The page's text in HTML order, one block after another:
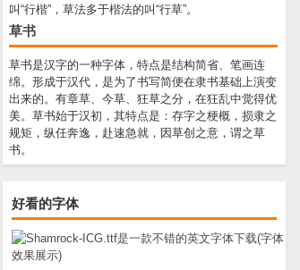
叫“行楷”，草法多于楷法的叫“行草”。
草书
草书是汉字的一种字体，特点是结构简省、笔画连
绵。形成于汉代，是为了书写简便在隶书基础上演变
出来的。有章草、今草、狂草之分，在狂乱中觉得优
美。草书始于汉初，其特点是：存字之梗概，损隶之
规矩，纵任奔逸，赴速急就，因草创之意，谓之草
书。
好看的字体